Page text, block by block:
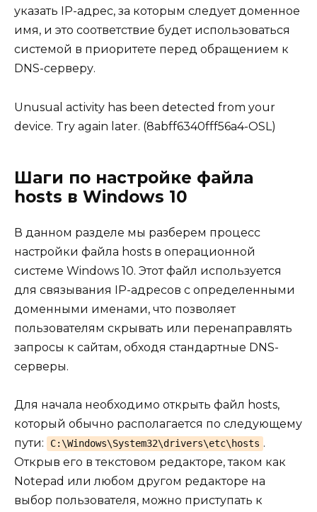
указать IP-адрес, за которым следует доменное
имя, и это соответствие будет использоваться
системой в приоритете перед обращением к
DNS-серверу.
Unusual activity has been detected from your
device. Try again later. (8abff6340fff56a4-OSL)
Шаги по настройке файла
hosts в Windows 10
В данном разделе мы разберем процесс
настройки файла hosts в операционной
системе Windows 10. Этот файл используется
для связывания IP-адресов с определенными
доменными именами, что позволяет
пользователям скрывать или перенаправлять
запросы к сайтам, обходя стандартные DNS-
серверы.
Для начала необходимо открыть файл hosts,
который обычно располагается по следующему
пути:
C:\Windows\System32\drivers\etc\hosts .
Открыв его в текстовом редакторе, таком как
Notepad или любом другом редакторе на
выбор пользователя, можно приступать к